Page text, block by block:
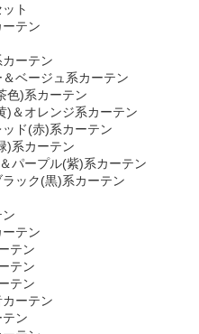
ト
テン
ーテン
ベージュ系カーテン
色)系カーテン
)＆オレンジ系カーテン
ッド(赤)系カーテン
)系カーテン
パープル(紫)系カーテン
ック(黒)系カーテン
テン
テン
テン
テン
ーテン
ン